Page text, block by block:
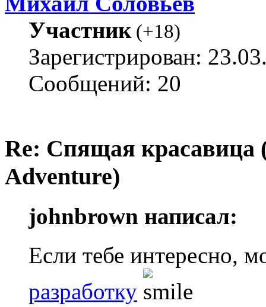
Участник(+18)
Зарегистрирован:
Сообщений: 20
Re: Спящая красавица
Adventure)
johnbrown написал:
Если тебе интересно,
разработку